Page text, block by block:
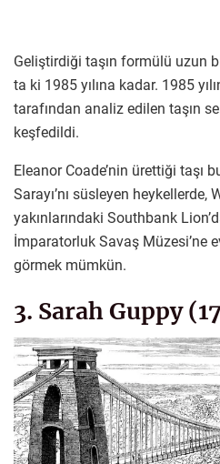
Geliştirdiği taşın formülü uzun
ta ki 1985 yılına kadar. 1985
tarafından analiz edilen taşın
keşfedildi.
Eleanor Coade’nin ürettiği taşı
Sarayı’nı süsleyen heykellerde,
yakınlarındaki Southbank
İmparatorluk Savaş Müzesi’ne
görmek mümkün.
3. Sarah Guppy